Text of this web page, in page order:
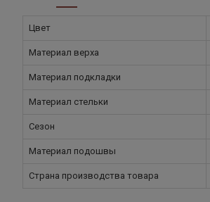
Цвет
Материал верха
Материал подкладки
Материал стельки
Сезон
Материал подошвы
Страна производства товара